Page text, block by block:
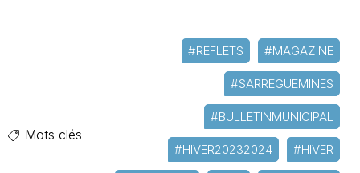
Mots clés
#REFLETS #MAGAZINE
#SARREGUEMINES
#BULLETINMUNICIPAL
#HIVER20232024 #HIVER